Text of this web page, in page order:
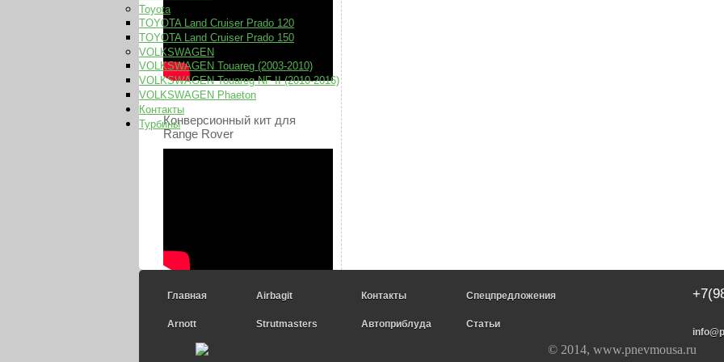
Toyota
TOYOTA Land Cruiser Prado 120
TOYOTA Land Cruiser Prado 150
VOLKSWAGEN
VOLKSWAGEN Touareg (2003-2010)
VOLKSWAGEN Touareg NF II (2010-2016)
VOLKSWAGEN Phaeton
Контакты
ТурбиныКонверсионный кит для
Range Rover
Главная Airbagit Контакты Спецпредложения
Arnott Strutmasters Автоприблуда Статьи
© 2014, www.pnevmousa.ru